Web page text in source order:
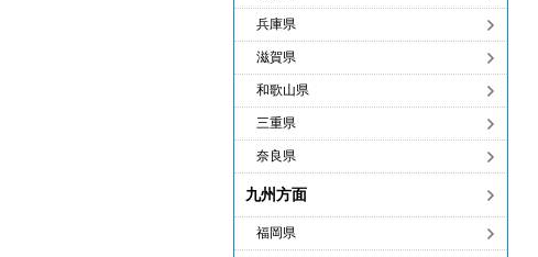
兵庫県
滋賀県
和歌山県
三重県
奈良県
九州方面
福岡県